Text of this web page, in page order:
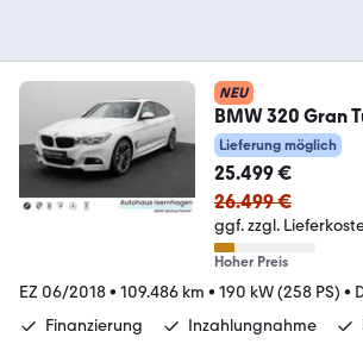
NEU
BMW 320 Gran
Kamera Alarm
Lieferung möglich
25.499 €
26.499 €
ggf. zzgl.
Hoher Preis
EZ 06/2018• 109.486 km • 190 kW (258 PS) •
Finanzierung
Inzahlungnahme